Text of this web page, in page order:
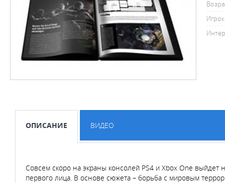
ОПИСАНИЕ ВИДЕО
Совсем скоро на экраны консолей PS4 и Xbox One выйдет
первого лица. В основе сюжета – борьба с мировым